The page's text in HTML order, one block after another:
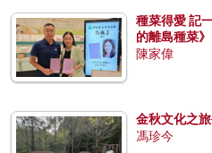
種菜得愛 記
的離島種菜》
陳家偉
金秋文化之
馮珍今